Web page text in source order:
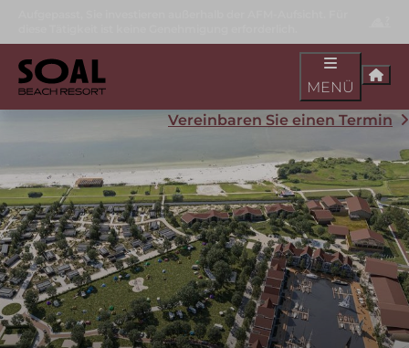
MENÜ
Vereinbaren Sie einen Termin